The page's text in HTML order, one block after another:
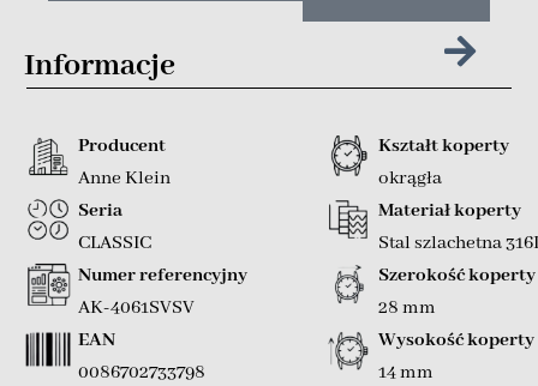
Informacje
Producent
Anne Klein
Seria
CLASSIC
Numer referencyjny
AK-4061SVSV
EAN
0086702733798
Kształt koperty
okrągła
Materiał koperty
Stal szlachetna
Szerokość koperty
28 mm
Wysokość koperty
14 mm